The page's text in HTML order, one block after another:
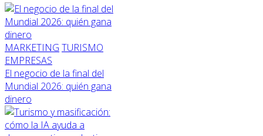
MARKETING TURISMO
EMPRESAS
El negocio de la final del
Mundial 2026: quién gana
dinero